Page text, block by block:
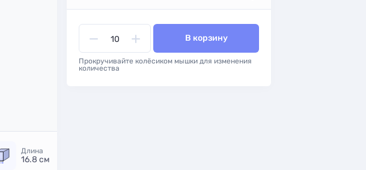
Длина
16.8 см
В корзину
Прокручивайте колёсиком мышки для изменения
количества